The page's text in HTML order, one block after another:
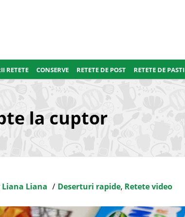
RETETE CONSERVE RETETE DE POST RETETE DE PASTI
la cuptor
Liana Liana Deserturi rapide, Retete video